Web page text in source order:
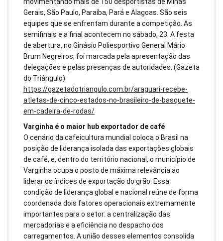
movimentando mais de 150 desportistas de Minas
Gerais, São Paulo, Paraíba, Pará e Alagoas. São seis
equipes que se enfrentam durante a competição. As
semifinais e a final acontecem no sábado, 23. A festa
de abertura, no Ginásio Poliesportivo General Mário
Brum Negreiros, foi marcada pela apresentação das
delegações e pelas presenças de autoridades. (Gazeta
do Triângulo)
https://gazetadotriangulo.com.br/araguari-recebe-
atletas-de-cinco-estados-no-brasileiro-de-basquete-
em-cadeira-de-rodas/
Varginha é o maior hub exportador de café
O cenário da cafeicultura mundial coloca o Brasil na
posição de liderança isolada das exportações globais
de café, e, dentro do território nacional, o município de
Varginha ocupa o posto de máxima relevância ao
liderar os índices de exportação do grão. Essa
condição de liderança global e nacional reúne de forma
coordenada dois fatores operacionais extremamente
importantes para o setor: a centralização das
mercadorias e a eficiência no despacho dos
carregamentos. A união desses elementos consolida